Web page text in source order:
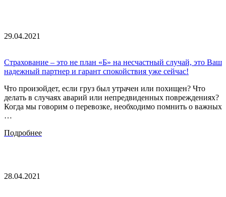
29.04.2021
Страхование – это не план «Б» на несчастный случай, это Ваш
надежный партнер и гарант спокойствия уже сейчас!
Что произойдет, если груз был утрачен или похищен? Что
делать в случаях аварий или непредвиденных повреждениях?
Когда мы говорим о перевозке, необходимо помнить о важных
…
Подробнее
28.04.2021